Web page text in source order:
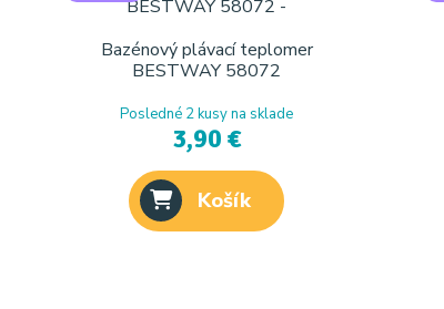
Bazénový plávací teplomer
BESTWAY 58072
Posledné 2 kusy na sklade
3,90 €
Košík